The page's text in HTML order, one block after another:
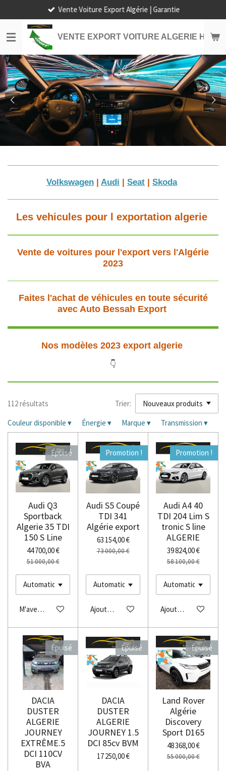
au
contenu
principal
VENTE EXPORT VOITURE ALGERIE HORS
Vente Voiture Export Algérie | Garantie
Volkswagen | Audi | Seat | Skoda
Les vehicules pour l exportation algerie
Vente de voitures pour l'export vers l'Algérie
2023
Faites l'achat de véhicules en toute sécurité
avec Auto Bessah Export
Nos modèles 2023 export algerie
👇
112 résultats Trier:
Couleur disponible ▾ Énergie ▾ Marque ▾ Transmission ▾
Épuisé
Audi Q3
Sportback
Algerie 35 TDI
150 S Line
44 700,00 €
51 000,00 €
M'avertir si disponible
Promotion !
Audi S5 Coupé
TDI 341
Algérie export
63 154,00 €
73 000,00 €
Ajouter au panier
Promotion !
Audi A4 40
TDI 204 Lim S
tronic S line
ALGERIE
39 824,00 €
58 100,00 €
Ajouter au panier
Épuisé
DACIA
DUSTER
ALGERIE
JOURNEY
EXTRÊME.5
DCI 110CV
BVA
Épuisé
DACIA
DUSTER
ALGERIE
JOURNEY 1.5
DCI 85cv BVM
17 250,00 €
Épuisé
Land Rover
Algérie
Discovery
Sport D165
48 368,00 €
55 000,00 €